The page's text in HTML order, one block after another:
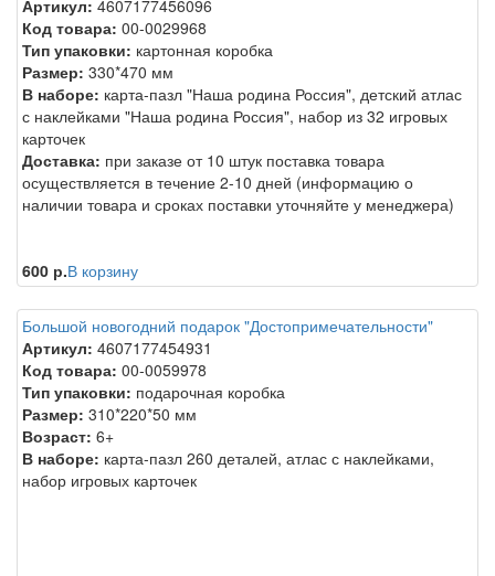
Артикул: 4607177456096
Код товара: 00-0029968
Тип упаковки: картонная коробка
Размер: 330*470 мм
В наборе: карта-пазл "Наша родина Россия", детский атлас
с наклейками "Наша родина Россия", набор из 32 игровых
карточек
Доставка: при заказе от 10 штук поставка товара
осуществляется в течение 2-10 дней (информацию о
наличии товара и сроках поставки уточняйте у менеджера)
600 р.В корзину
Большой новогодний подарок "Достопримечательности"
Артикул: 4607177454931
Код товара: 00-0059978
Тип упаковки: подарочная коробка
Размер: 310*220*50 мм
Возраст: 6+
В наборе: карта-пазл 260 деталей, атлас с наклейками,
набор игровых карточек